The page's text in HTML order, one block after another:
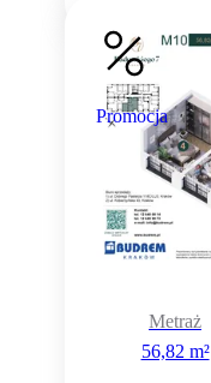
Promocja
Metraż
56,82 m²